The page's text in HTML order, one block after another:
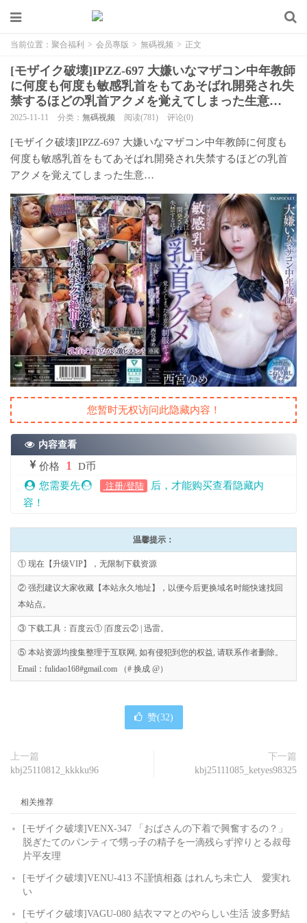
当前位置： 聚合福利 > 会员專版 > 無碼视频 > 正文
[モザイク破壊]IPZZ-697 大嫌いなマザコン中年教師
に何度も何度も敏感乳首をもてあそばれ開発され失
禁するほどの乳首アクメを覚えてしまった生意…
2025-11-11 分类： 無碼视频 阅读(781) 评论(0)
[モザイク破壊]IPZZ-697 大嫌いなマザコン中年教師に何度も
何度も敏感乳首をもてあそばれ開発され失禁するほどの乳首
アクメを覚えてしまった生意…
您暂时无权访问此隐藏内容！
内容查看
价格 1
D币
您需要先
注册/登陆
后，才能购买查看隐藏内
容！
温馨提示：
① 现在【升级VIP】，无限制下载资源
② 强烈建议大家收藏【本站永久地址】，以便今后更换域名时能快速找回
本站点。
③ 下载工具：百度云① |百度云② | 迅雷。
⑤ 本站资源均搜集整理于互联网, 如有侵犯到您的权益, 请联系作者删除。
Email：fulidao168#gmail.com （# 换成 @）
赞(32)
上一篇
kbj25110812_kkkku96
下一篇
kbj25111085_ketyes98325
相关推荐
[モザイク破壊]VENX-347 「おばさんの下着で興奮するの？」
脱ぎたてのパンティで甥っ子の精子を一滴残らず搾りとる叔母
片平友理
[モザイク破壊]VENU-413 不謹慎相姦 はれんち未亡人 愛実れ
い
[モザイク破壊]VAGU-080 結衣ママとのやらしい生活 波多野結